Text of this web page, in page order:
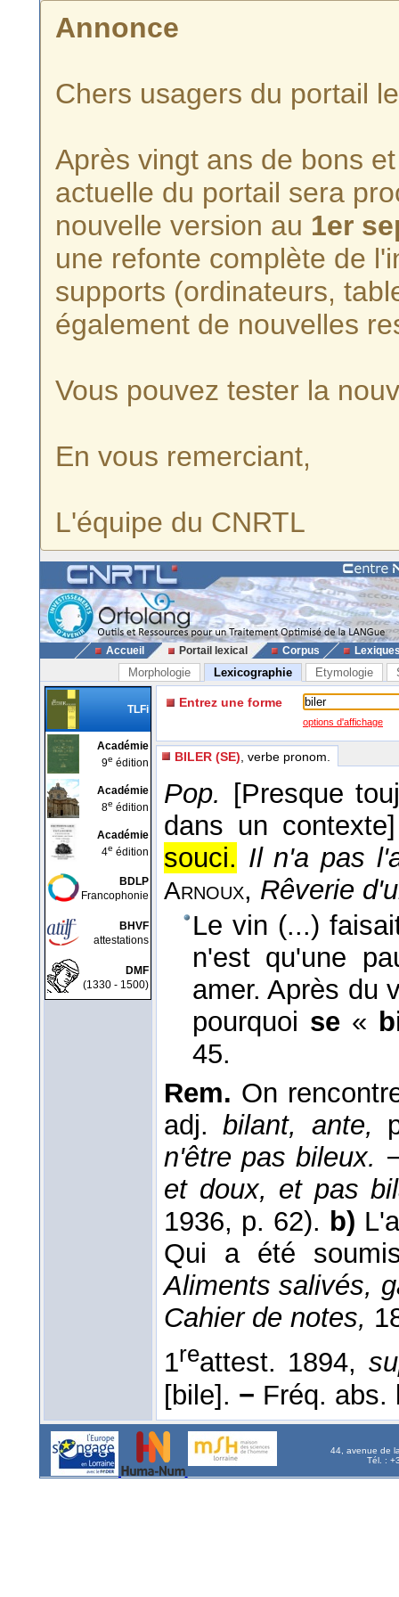
Annonce
Chers usagers du portail
Après vingt ans de bons
actuelle du portail sera
nouvelle version au 1er
une refonte complète de
supports (ordinateurs,
également de nouvelles
Vous pouvez tester la
En vous remerciant,
L'équipe du CNRTL
Accueil Portail lexical Corpus
Morphologie Lexicographie Etymologie
TLFi
Académie
9e édition
Académie
8e édition
Académie
4e édition
BDLP
Francophonie
BHVF
attestations
DMF
(1330 - 1500)
Entrez une forme
options d'affichage
BILER (SE) , verbe pronom.
Pop.
[Presque
dans un contexte]
souci. Il n'a pas
Arnoux, Rêverie
Le vin (...)
n'est qu'une
amer. Après du
pourquoi se «
45.
Rem. On
adj.bilant, ante,
n'être pas bileux.
et doux, et pas
1936, p. 62). b)
Qui a été
Aliments salivés,
Cahier de notes,
1reattest. 1894,
[bile]. − Fréq. abs.
44, avenue de
Tél. :